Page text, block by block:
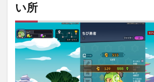
説：
戦い
の良
い口
コミ
5
い所